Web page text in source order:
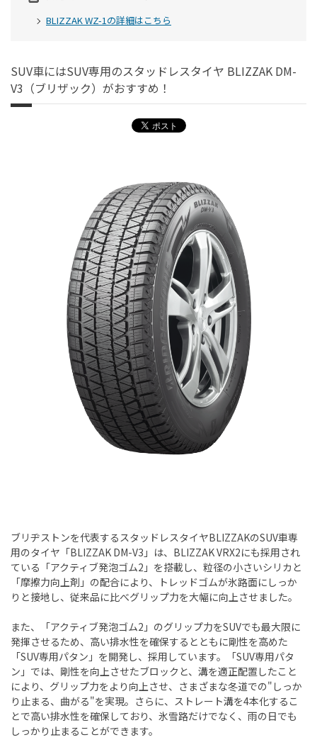
BLIZZAK WZ-1の詳細はこちら
SUV車にはSUV専用のスタッドレスタイヤ BLIZZAK DM-
V3（ブリザック）がおすすめ！
ブリヂストンを代表するスタッドレスタイヤBLIZZAKのSUV車専
用のタイヤ「BLIZZAK DM-V3」は、BLIZZAK VRX2にも採用され
ている「アクティブ発泡ゴム2」を搭載し、粒径の小さいシリカと
「摩擦力向上剤」の配合により、トレッドゴムが氷路面にしっか
りと接地し、従来品に比べグリップ力を大幅に向上させました。
また、「アクティブ発泡ゴム2」のグリップ力をSUVでも最大限に
発揮させるため、高い排水性を確保するとともに剛性を高めた
「SUV専用パタン」を開発し、採用しています。「SUV専用パタ
ン」では、剛性を向上させたブロックと、溝を適正配置したこと
により、グリップ力をより向上させ、さまざまな冬道での"しっか
り止まる、曲がる"を実現。さらに、ストレート溝を4本化するこ
とで高い排水性を確保しており、氷雪路だけでなく、雨の日でも
しっかり止まることができます。